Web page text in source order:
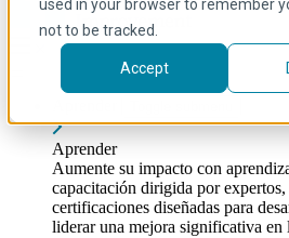
used in your browser to remember
not to be tracked.
Accept
Aprender
Aumente su impacto con
capacitación dirigida por
certificaciones diseñadas para
liderar una mejora significativa en